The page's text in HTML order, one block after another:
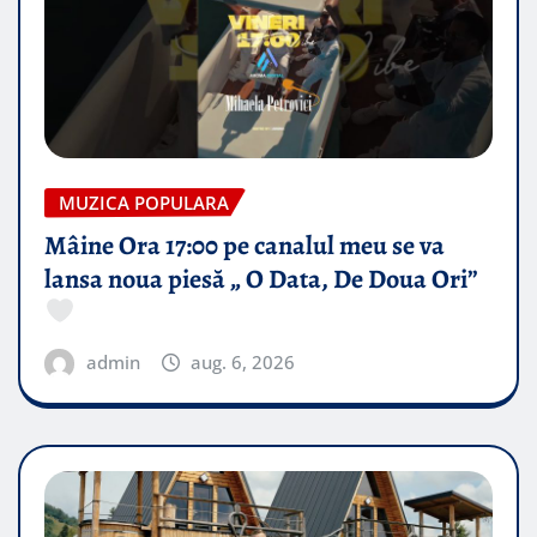
MUZICA POPULARA
Mâine Ora 17:00 pe canalul meu se va
lansa noua piesă „ O Data, De Doua Ori”
admin aug. 6, 2026